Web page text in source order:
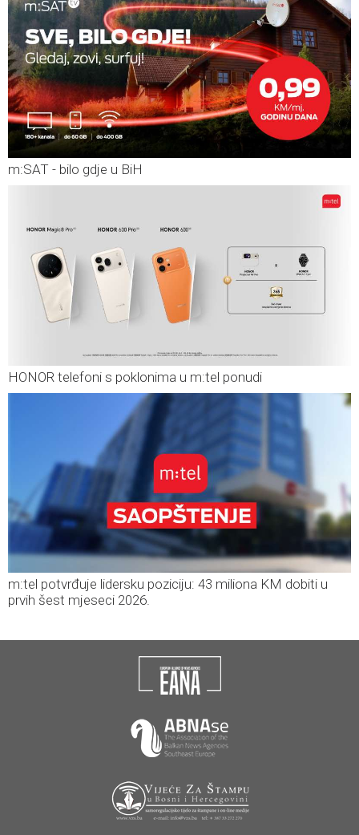
m:SAT - bilo gdje u BiH
HONOR telefoni s poklonima u m:tel ponudi
m:tel potvrđuje lidersku poziciju: 43 miliona KM dobiti u
prvih šest mjeseci 2026.